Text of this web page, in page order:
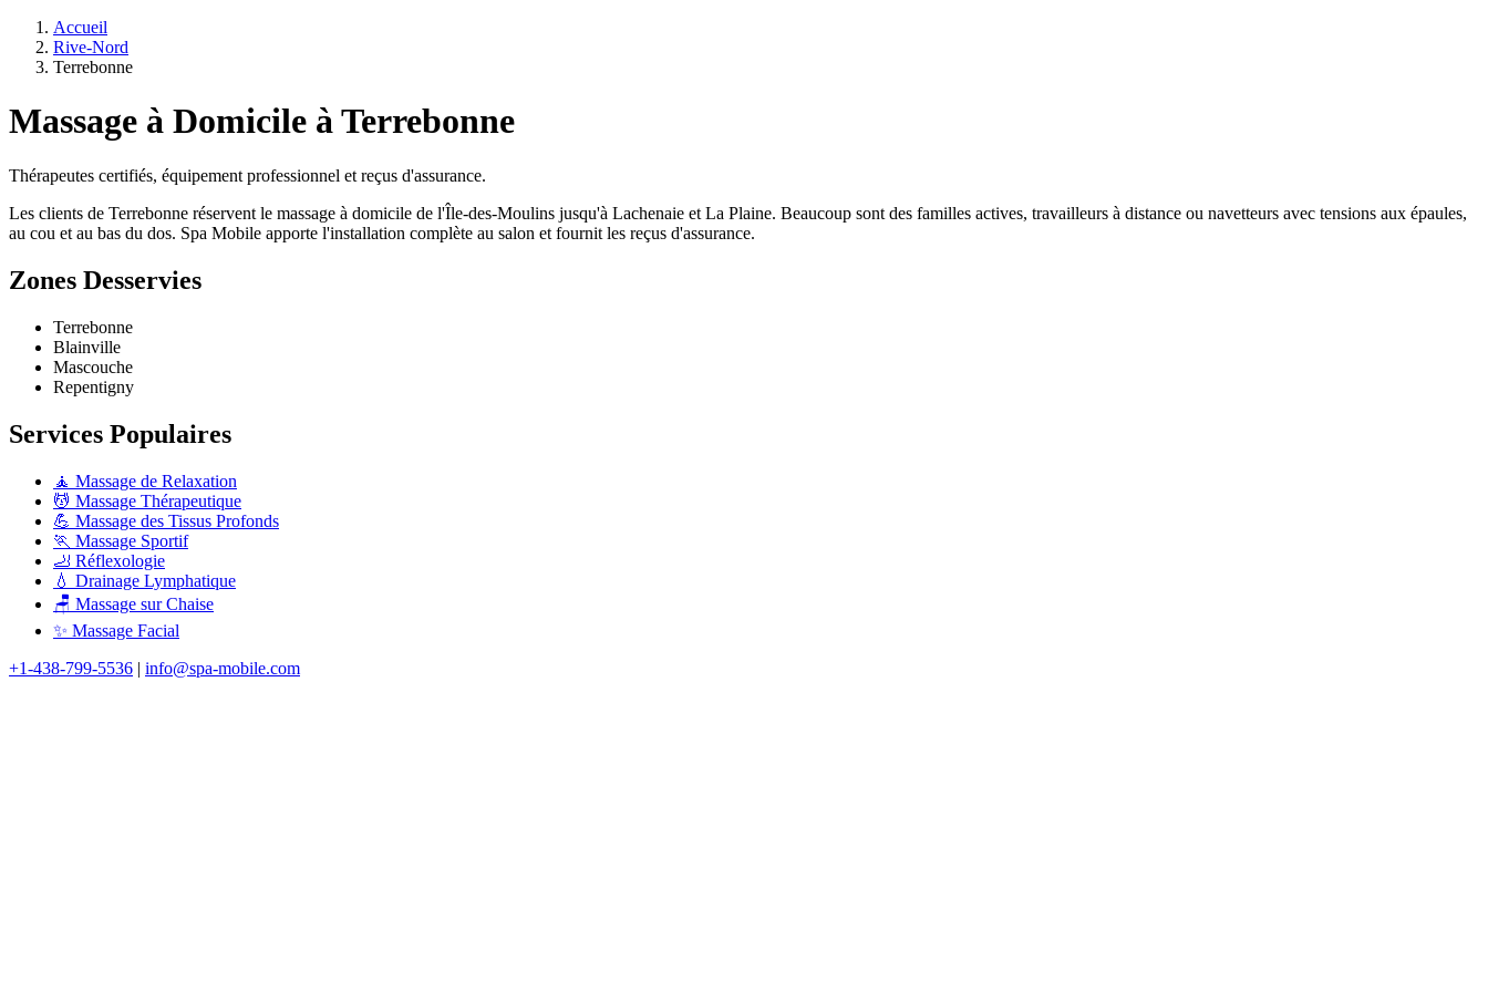
Accueil
Rive-Nord
Terrebonne
Massage à Domicile à Terrebonne
Thérapeutes certifiés, équipement professionnel et reçus d'assurance.
Les clients de Terrebonne réservent le massage à domicile de l'Île-des-Moulins jusqu'à Lachenaie et La Plaine. Beaucoup sont des familles actives, travailleurs à distance ou navetteurs avec tensions aux épaules,
au cou et au bas du dos. Spa Mobile apporte l'installation complète au salon et fournit les reçus d'assurance.
Zones Desservies
Terrebonne
Blainville
Mascouche
Repentigny
Services Populaires
🧘 Massage de Relaxation
💆 Massage Thérapeutique
💪 Massage des Tissus Profonds
🏃 Massage Sportif
🦶 Réflexologie
💧 Drainage Lymphatique
🪑 Massage sur Chaise
✨ Massage Facial
+1-438-799-5536 | info@spa-mobile.com